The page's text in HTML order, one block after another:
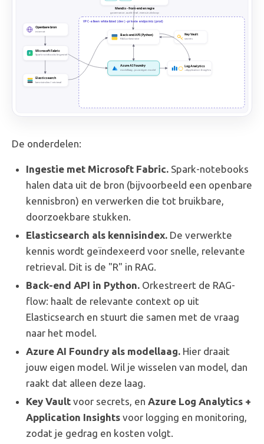
De onderdelen:
Ingestie met Microsoft Fabric. Spark-notebooks
halen data uit de bron (bijvoorbeeld een openbare
kennisbron) en verwerken die tot bruikbare,
doorzoekbare stukken.
Elasticsearch als kennisindex. De verwerkte
kennis wordt geïndexeerd voor snelle, relevante
retrieval. Dit is de "R" in RAG.
Back-end API in Python. Orkestreert de RAG-
flow: haalt de relevante context op uit
Elasticsearch en stuurt die samen met de vraag
naar het model.
Azure AI Foundry als modellaag. Hier draait
jouw eigen model. Wil je wisselen van model, dan
raakt dat alleen deze laag.
Key Vault voor secrets, en Azure Log Analytics +
Application Insights voor logging en monitoring,
zodat je gedrag en kosten volgt.